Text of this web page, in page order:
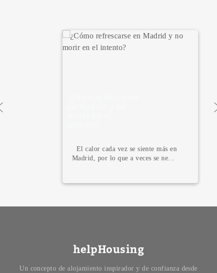
El calor cada vez se siente más en
Madrid, por lo que a veces se ne...
helpHousing
Un concepto de alojamiento inspirador y de confianza desde